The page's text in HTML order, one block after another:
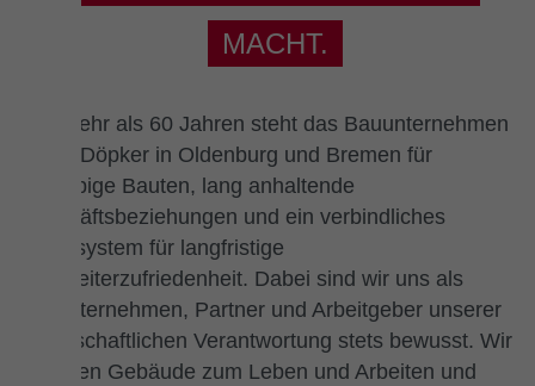
MACHT.
Seit mehr als 60 Jahren steht das Bauunternehmen
Alfred Döpker in Oldenburg und Bremen für
langlebige Bauten, lang anhaltende
Geschäftsbeziehungen und ein verbindliches
Wertesystem für langfristige
Mitarbeiterzufriedenheit. Dabei sind wir uns als
Bauunternehmen, Partner und Arbeitgeber unserer
gesellschaftlichen Verantwortung stets bewusst. Wir
errichten Gebäude zum Leben und Arbeiten und